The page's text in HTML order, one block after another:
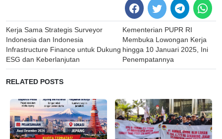
Post
navigation
Kerja Sama Strategis Surveyor
Indonesia dan Indonesia
Infrastructure Finance untuk Dukung
ESG dan Keberlanjutan
Kementerian PUPR RI
Membuka Lowongan Kerja
hingga 10 Januari 2025, Ini
Penempatannya
RELATED POSTS